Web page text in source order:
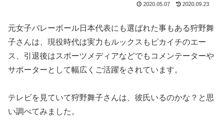
2020.05.07 2020.09.23
元女子バレーボール日本代表にも選ばれた事もある狩野舞
子さんは、現役時代は実力もルックスもピカイチのエー
ス、引退後はスポーツメディアなどでもコメンテーターや
サポーターとして幅広くご活躍をされています。
テレビを見ていて狩野舞子さんは、彼氏いるのかな？と思
い調べてみました。